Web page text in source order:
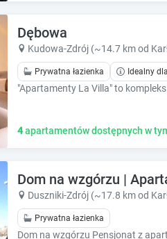
a
l
e
n
d
a
s
e
e
c
Dębowa
Kudowa-Zdrój (~14.7 km od
Prywatna łazienka Idealny
4apartamentów dostępnych w
Dom na wzgórzu |
Duszniki-Zdrój (~17.8 km od
Prywatna łazienka